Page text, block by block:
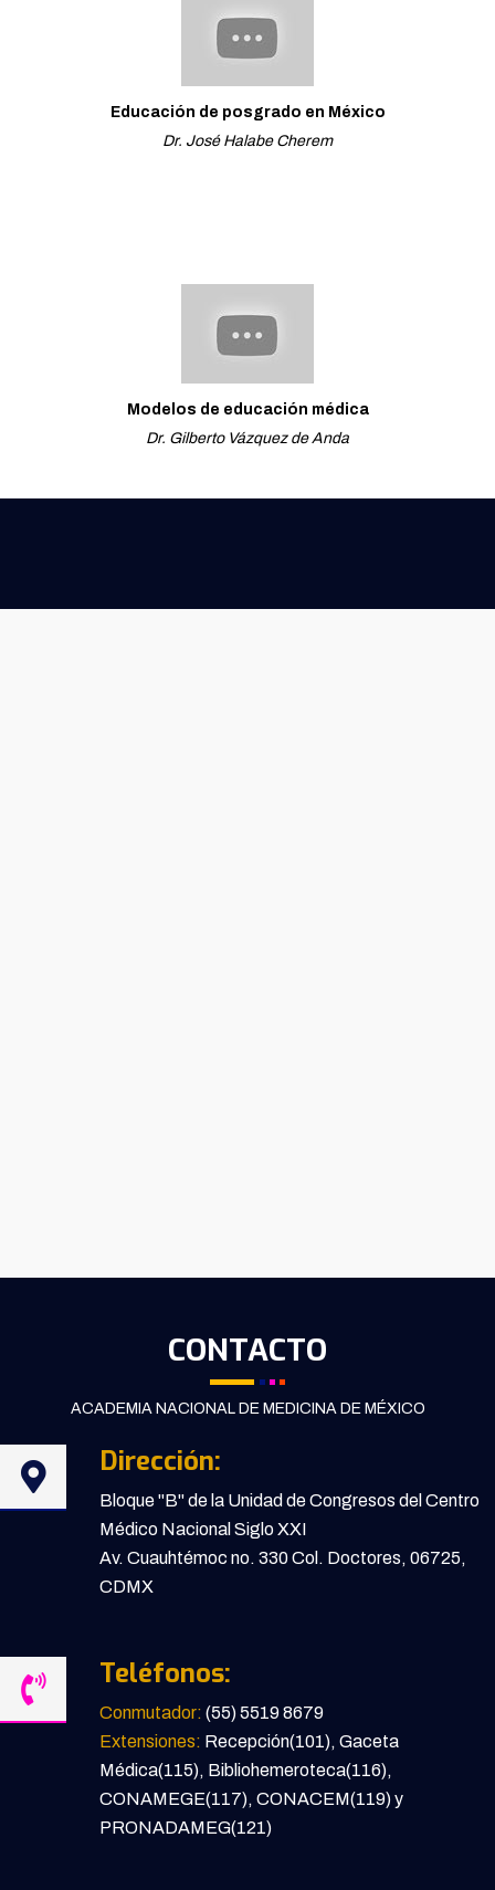
Educación de posgrado en México
Dr. José Halabe Cherem
Modelos de educación médica
Dr. Gilberto Vázquez de Anda
CONTACTO
ACADEMIA NACIONAL DE MEDICINA DE MÉXICO
Dirección:
Bloque "B" de la Unidad de Congresos del Centro
Médico Nacional Siglo XXI
Av. Cuauhtémoc no. 330 Col. Doctores, 06725,
CDMX
Teléfonos:
Conmutador: (55) 5519 8679
Extensiones: Recepción(101), Gaceta
Médica(115), Bibliohemeroteca(116),
CONAMEGE(117), CONACEM(119) y
PRONADAMEG(121)